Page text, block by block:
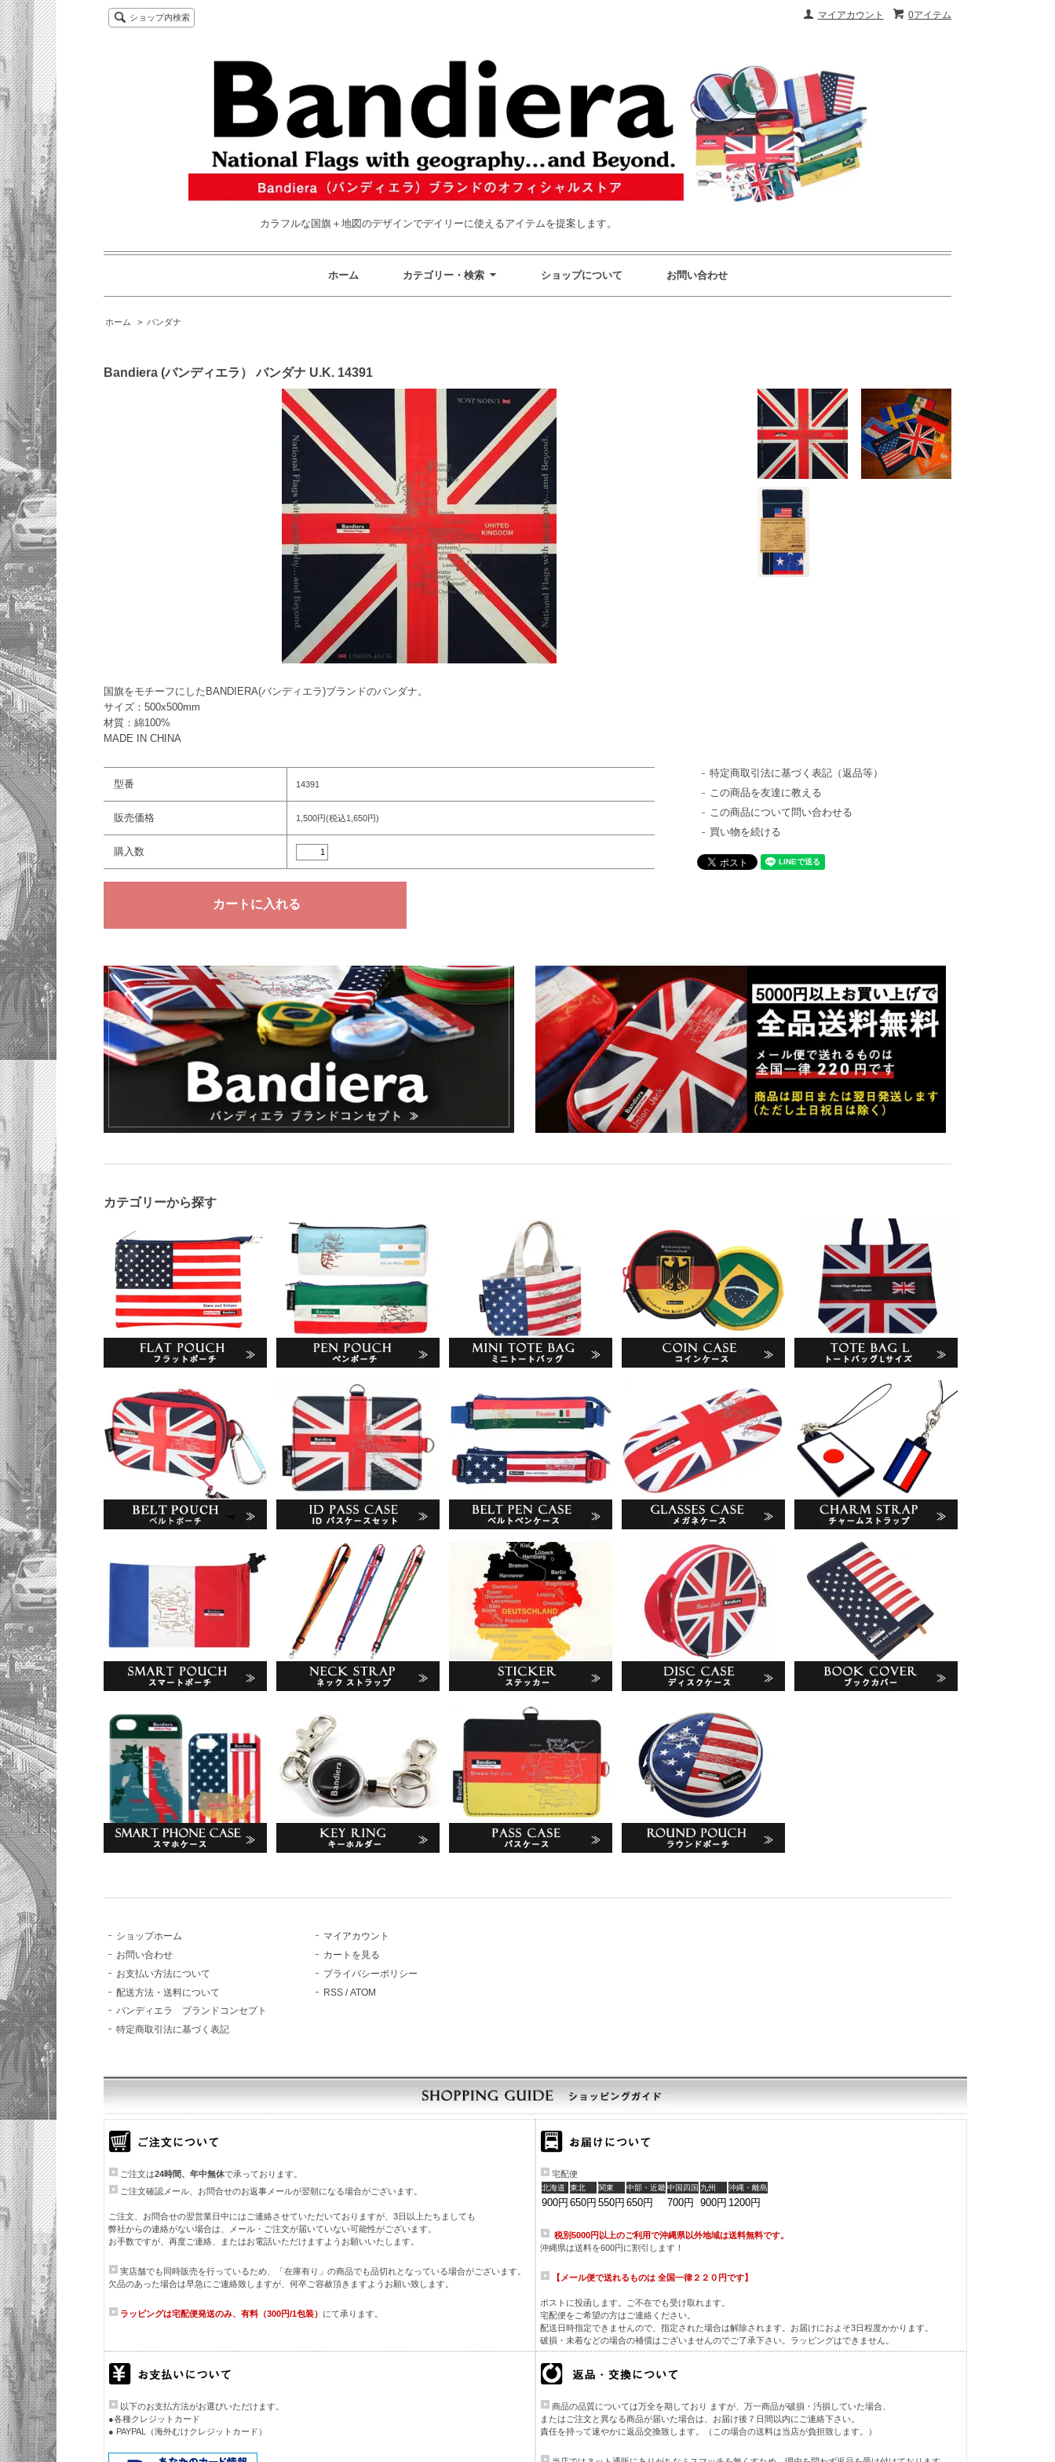
0アイテム
マイアカウント
ショップ内検索
カラフルな国旗＋地図のデザインでデイリーに使えるアイテムを提案します。
ホーム カテゴリー・検索 ショップについて お問い合わせ
ホーム > バンダナ
Bandiera (バンディエラ） バンダナ U.K. 14391
国旗をモチーフにしたBANDIERA(バンディエラ)ブランドのバンダナ。
サイズ：500x500mm
材質：綿100%
MADE IN CHINA
型番 14391
販売価格 1,500円(税込1,650円)
購入数
特定商取引法に基づく表記（返品等）
この商品を友達に教える
この商品について問い合わせる
買い物を続ける
カテゴリーから探す
ショップホーム
お問い合わせ
お支払い方法について
配送方法・送料について
バンディエラ ブランドコンセプト
特定商取引法に基づく表記
マイアカウント
カートを見る
プライバシーポリシー
RSS /ATOM
ご注文は24時間、年中無休で承っております。
ご注文確認メール、お問合せのお返事メールが翌朝になる場合がございます。
ご注文、お問合せの翌営業日中にはご連絡させていただいておりますが、3日以上たちましても
弊社からの連絡がない場合は、メール・ご注文が届いていない可能性がございます。
お手数ですが、再度ご連絡、またはお電話いただけますようお願いいたします。
実店舗でも同時販売を行っているため、「在庫有り」の商品でも品切れとなっている場合がございます。
欠品のあった場合は早急にご連絡致しますが、何卒ご容赦頂きますようお願い致します。
ラッピングは宅配便発送のみ、有料（300円/1包装） にて承ります。
宅配便
北海道 東北 関東 中部・近畿中国四国 九州 沖縄・離島
900円 650円 550円 650円 700円 900円 1200円
税別5000円以上のご利用で沖縄県以外地域は送料無料です。
沖縄県は送料を600円に割引します！
【メール便で送れるものは 全国一律２２０円です】
ポストに投函します。ご不在でも受け取れます。
宅配便をご希望の方はご連絡ください。
配送日時指定できませんので、指定された場合は解除されます。お届けにおよそ3日程度かかります。
破損・未着などの場合の補償はございませんのでご了承下さい。ラッピングはできません。
以下のお支払方法がお選びいただけます。
●各種クレジットカード
● PAYPAL（海外むけクレジットカード）
商品の品質については万全を期しており ますが、万一商品が破損・汚損していた場合、
またはご注文と異なる商品が届いた場合は、お届け後７日間以内にご連絡下さい。
責任を持って速やかに返品交換致します。（この場合の送料は当店が負担致します。）